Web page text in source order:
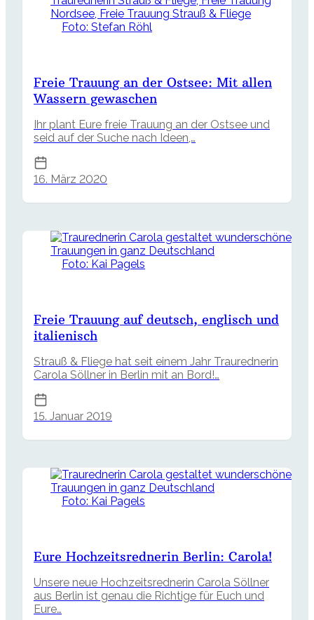
Foto: Stefan Röhl
Freie Trauung an der Ostsee: Mit allen
Wassern gewaschen
Ihr plant Eure freie Trauung an der Ostsee und
seid auf der Suche nach Ideen,…
16. März 2020
Foto: Kai Pagels
Freie Trauung auf deutsch, englisch und
italienisch
Strauß & Fliege hat seit einem Jahr Traurednerin
Carola Söllner in Berlin mit an Bord!…
15. Januar 2019
Foto: Kai Pagels
Eure Hochzeitsrednerin Berlin: Carola!
Unsere neue Hochzeitsrednerin Carola Söllner
aus Berlin ist genau die Richtige für Euch und
Eure…